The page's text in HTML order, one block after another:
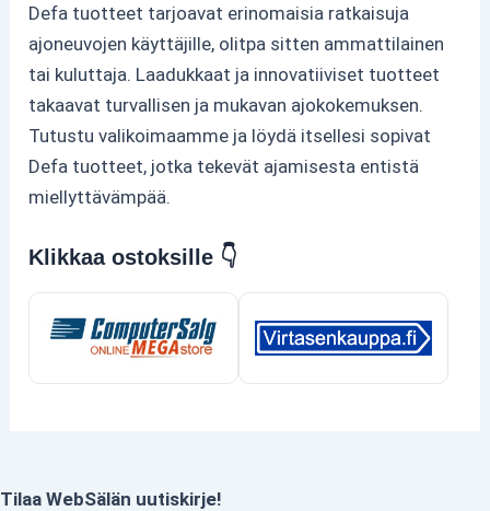
Defa tuotteet tarjoavat erinomaisia ratkaisuja
ajoneuvojen käyttäjille, olitpa sitten ammattilainen
tai kuluttaja. Laadukkaat ja innovatiiviset tuotteet
takaavat turvallisen ja mukavan ajokokemuksen.
Tutustu valikoimaamme ja löydä itsellesi sopivat
Defa tuotteet, jotka tekevät ajamisesta entistä
miellyttävämpää.
Klikkaa ostoksille 👇
Tilaa WebSälän uutiskirje!